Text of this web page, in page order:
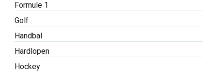
Formule 1
Golf
Handbal
Hardlopen
Hockey